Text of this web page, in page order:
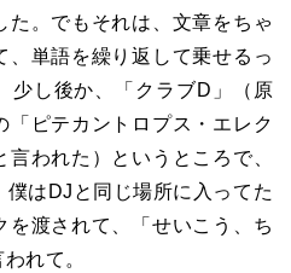
た。でもそれは、文章をちゃ
、単語を繰り返して乗せるっ
少し後か、「クラブD」（原
「ピテカントロプス・エレク
言われた）というところで、
はDJと同じ場所に入ってた
を渡されて、「せいこう、ち
れて。